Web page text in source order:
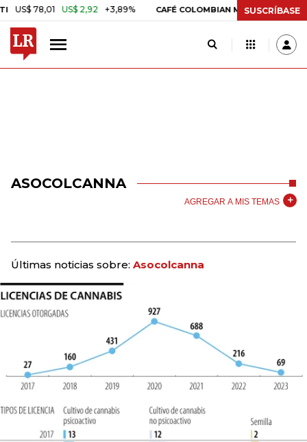
78,01 US$ 2,92 +3,89% CAFÉ COLOMBIAN MILDS US$ 3,80
SUSCRÍBASE
ASOCOLCANNA
AGREGAR A MIS TEMAS
Últimas noticias sobre: Asocolcanna